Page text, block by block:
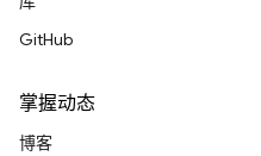
GitHub
掌握动态
博客